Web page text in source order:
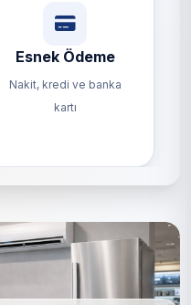
Esnek Ödeme
Nakit, kredi ve banka
kartı